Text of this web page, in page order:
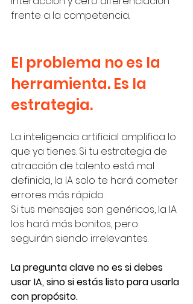
frente a la competencia.
El problema no es la
herramienta. Es la
estrategia.
La inteligencia artificial amplifica lo
que ya tienes. Si tu estrategia de
atracción de talento está mal
definida, la IA solo te hará cometer
errores más rápido.
Si tus mensajes son genéricos, la IA
los hará más bonitos, pero
seguirán siendo irrelevantes.
La pregunta clave no es si debes
usar IA, sino si estás listo para usarla
con propósito.